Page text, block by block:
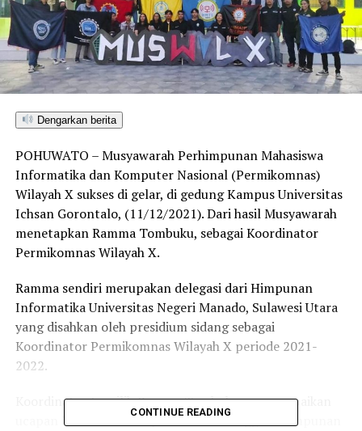
Dengarkan berita
POHUWATO – Musyawarah Perhimpunan Mahasiswa
Informatika dan Komputer Nasional (Permikomnas)
Wilayah X sukses di gelar, di gedung Kampus Universitas
Ichsan Gorontalo, (11/12/2021). Dari hasil Musyawarah
menetapkan Ramma Tombuku, sebagai Koordinator
Permikomnas Wilayah X.
Ramma sendiri merupakan delegasi dari Himpunan
Informatika Universitas Negeri Manado, Sulawesi Utara
yang disahkan oleh presidium sidang sebagai
Koordinator Permikomnas Wilayah X periode 2021-
2022.
Koordinator terpilih Ramma Tombuku menyampaikan
ucapan Terima kasih kepada seluruh anggota himpunan
CONTINUE READING